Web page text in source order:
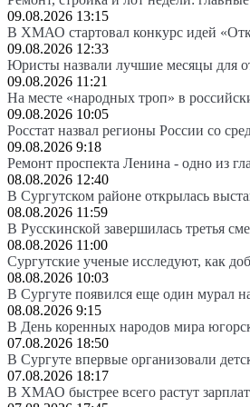
09.08.2026 13:15
В ХМАО стартовал конкурс идей
09.08.2026 12:33
Юристы назвали лучшие месяцы для
09.08.2026 11:21
На месте «народных троп» в
09.08.2026 10:05
Росстат назвал регионы России со
09.08.2026 9:18
Ремонт проспекта Ленина - одно из
08.08.2026 12:40
В Сургутском районе открылась
08.08.2026 11:59
В Русскинской завершилась третья
08.08.2026 11:00
Сургутские ученые исследуют, как
08.08.2026 10:03
В Сургуте появился еще один мурал
08.08.2026 9:15
В День коренных народов мира
07.08.2026 18:50
В Сургуте впервые организовали
07.08.2026 18:17
В ХМАО быстрее всего растут